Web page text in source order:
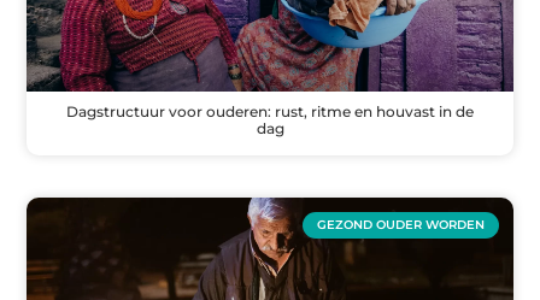
Dagstructuur voor ouderen: rust, ritme en houvast in de
dag
GEZOND OUDER WORDEN